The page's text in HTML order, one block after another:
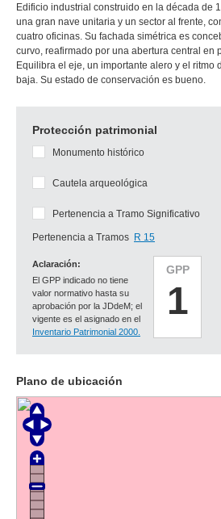
Edificio industrial construido en la década de
una gran nave unitaria y un sector al frente,
cuatro oficinas. Su fachada simétrica es
curvo, reafirmado por una abertura central en
Equilibra el eje, un importante alero y el ritmo
baja. Su estado de conservación es bueno.
Protección patrimonial
GPP
1
Aclaración:
El GPP indicado no tiene
valor normativo hasta su
aprobación por la JDdeM; el
vigente es el asignado en el
Inventario Patrimonial 2000.
Monumento histórico
Cautela arqueológica
Pertenencia a Tramo Significativo
Pertenencia a Tramos R 15
Plano de ubicación